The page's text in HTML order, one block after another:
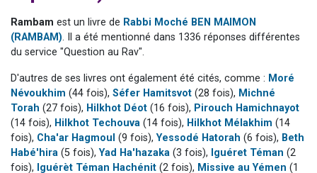
12 nouvelles musiques dans Torah-Box Music
2 personnes viennent de nous rejoindre sur WhatsApp
Rambam est un livre de Rabbi Moché BEN MAIMON
(RAMBAM). Il a été mentionné dans 1336 réponses différentes
du service "Question au Rav".
D'autres de ses livres ont également été cités, comme : Moré
Névoukhim (44 fois), Séfer Hamitsvot (28 fois), Michné
Torah (27 fois), Hilkhot Déot (16 fois), Pirouch Hamichnayot
(14 fois), Hilkhot Techouva (14 fois), Hilkhot Mélakhim (14
fois), Cha'ar Hagmoul (9 fois), Yessodé Hatorah (6 fois), Beth
Habé'hira (5 fois), Yad Ha'hazaka (3 fois), Iguéret Téman (2
fois), Iguérèt Téman Hachénit (2 fois), Missive au Yémen (1